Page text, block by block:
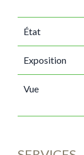
État
Exposition
Vue